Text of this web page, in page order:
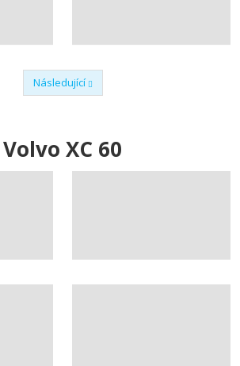
Předchozí
Následující
Volvo XC 60